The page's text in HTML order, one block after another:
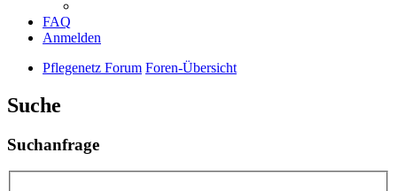
FAQ
Anmelden
Pflegenetz Forum Foren-Übersicht
Suche
Suchanfrage